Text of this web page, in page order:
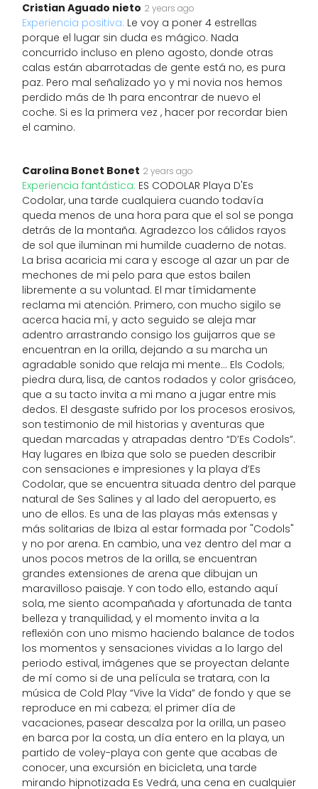
Cristian Aguado nieto 2 years ago
Experiencia positiva: Le voy a poner 4 estrellas
porque el lugar sin duda es mágico. Nada
concurrido incluso en pleno agosto, donde otras
calas están abarrotadas de gente está no, es pura
paz. Pero mal señalizado yo y mi novia nos hemos
perdido más de 1h para encontrar de nuevo el
coche. Si es la primera vez , hacer por recordar bien
el camino.
Carolina Bonet Bonet 2 years ago
Experiencia fantástica: ES CODOLAR Playa D'Es
Codolar, una tarde cualquiera cuando todavía
queda menos de una hora para que el sol se ponga
detrás de la montaña. Agradezco los cálidos rayos
de sol que iluminan mi humilde cuaderno de notas.
La brisa acaricia mi cara y escoge al azar un par de
mechones de mi pelo para que estos bailen
libremente a su voluntad. El mar tímidamente
reclama mi atención. Primero, con mucho sigilo se
acerca hacia mí, y acto seguido se aleja mar
adentro arrastrando consigo los guijarros que se
encuentran en la orilla, dejando a su marcha un
agradable sonido que relaja mi mente... Els Codols;
piedra dura, lisa, de cantos rodados y color grisáceo,
que a su tacto invita a mi mano a jugar entre mis
dedos. El desgaste sufrido por los procesos erosivos,
son testimonio de mil historias y aventuras que
quedan marcadas y atrapadas dentro “D’Es Codols”.
Hay lugares en Ibiza que solo se pueden describir
con sensaciones e impresiones y la playa d’Es
Codolar, que se encuentra situada dentro del parque
natural de Ses Salines y al lado del aeropuerto, es
uno de ellos. Es una de las playas más extensas y
más solitarias de Ibiza al estar formada por "Codols"
y no por arena. En cambio, una vez dentro del mar a
unos pocos metros de la orilla, se encuentran
grandes extensiones de arena que dibujan un
maravilloso paisaje. Y con todo ello, estando aquí
sola, me siento acompañada y afortunada de tanta
belleza y tranquilidad, y el momento invita a la
reflexión con uno mismo haciendo balance de todos
los momentos y sensaciones vividas a lo largo del
periodo estival, imágenes que se proyectan delante
de mí como si de una película se tratara, con la
música de Cold Play “Vive la Vida” de fondo y que se
reproduce en mi cabeza; el primer día de
vacaciones, pasear descalza por la orilla, un paseo
en barca por la costa, un día entero en la playa, un
partido de voley-playa con gente que acabas de
conocer, una excursión en bicicleta, una tarde
mirando hipnotizada Es Vedrá, una cena en cualquier